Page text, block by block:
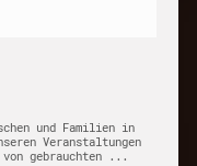
und Familien in
Veranstaltungen
gebrauchten ...